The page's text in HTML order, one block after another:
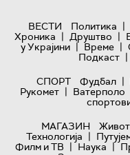
ВЕСТИ Политика |
Хроника | Друштво |
у Украјини | Време |
Подкаст |
СПОРТ
Фудбал |
Рукомет | Ватерполо
МАГАЗИН
Живот
Технологијa |
Филм и ТВ | Наука |